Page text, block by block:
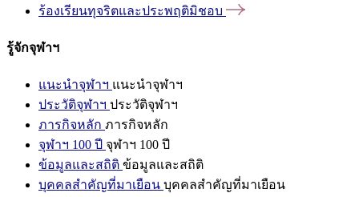
ร้องเรียนทุจริตและประพฤติมิชอบ
รู้จักจุฬาฯ
แนะนำจุฬาฯ แนะนำจุฬาฯ
ประวัติจุฬาฯ ประวัติจุฬาฯ
ภารกิจหลัก ภารกิจหลัก
จุฬาฯ 100 ปี จุฬาฯ 100 ปี
ข้อมูลและสถิติ ข้อมูลและสถิติ
บุคคลสำคัญที่มาเยือน บุคคลสำคัญที่มาเยือน